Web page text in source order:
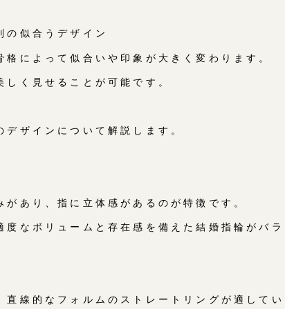
の似合うデザイン
によって似合いや印象が大きく変わります。
く見せることが可能です。
ザインについて解説します。
あり、指に立体感があるのが特徴です。
なボリュームと存在感を備えた結婚指輪がバ
線的なフォルムのストレートリングが適して